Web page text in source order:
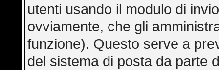
utenti usando il modulo di
ovviamente, che gli
funzione). Questo serve a
del sistema di posta da parte